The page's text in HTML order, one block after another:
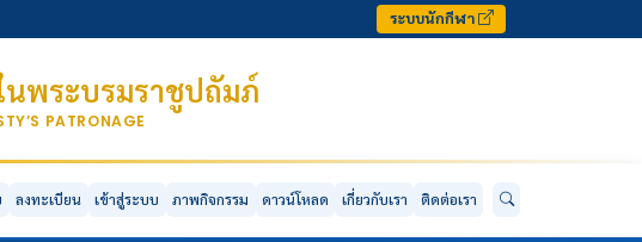
ระบบนักกีฬา
นพระบรมราชูปถัมภ์
PATRONAGE
ลงทะเบียน เข้าสู่ระบบ ภาพกิจกรรม ดาวน์โหลด เกี่ยวกับเรา ติดต่อเรา